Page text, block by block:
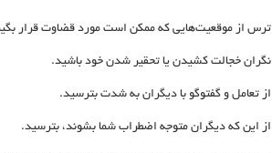
ترس از موقعیت‌هایی که ممکن است مورد قضاوت قرار
نگران خجالت کشیدن یا تحقیر شدن خود باشید.
از تعامل و گفتوگو با دیگران به شدت بترسید.
از این که دیگران متوجه اضطراب شما بشوند، بترسید.